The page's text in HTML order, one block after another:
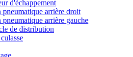
d'échappement
pneumatique arrière droit
pneumatique arrière gauche
de distribution